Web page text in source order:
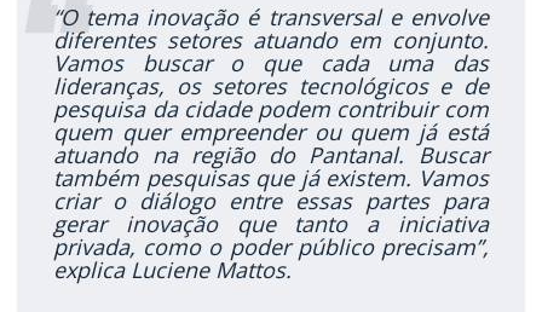
“O tema inovação é transversal e envolve
diferentes setores atuando em conjunto.
Vamos buscar o que cada uma das
lideranças, os setores tecnológicos e de
pesquisa da cidade podem contribuir com
quem quer empreender ou quem já está
atuando na região do Pantanal. Buscar
também pesquisas que já existem. Vamos
criar o diálogo entre essas partes para
gerar inovação que tanto a iniciativa
privada, como o poder público precisam”,
explica Luciene Mattos.